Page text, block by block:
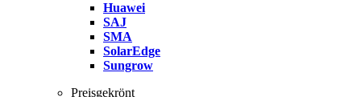
Huawei
SAJ
SMA
SolarEdge
Sungrow
Preisgekrönt